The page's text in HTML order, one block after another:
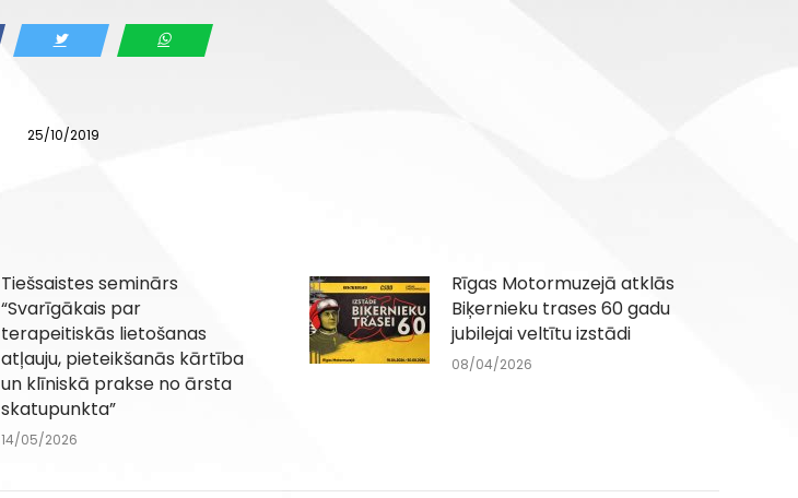
25/10/2019
Tiešsaistes seminārs
“Svarīgākais par
terapeitiskās lietošanas
atļauju, pieteikšanās kārtība
un klīniskā prakse no ārsta
skatupunkta”
14/05/2026
Rīgas Motormuzejā atklās
Biķernieku trases 60 gadu
jubilejai veltītu izstādi
08/04/2026